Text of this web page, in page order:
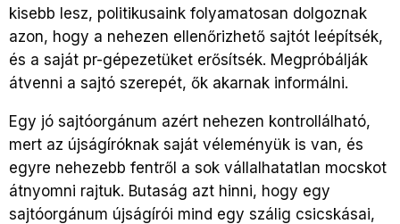
kisebb lesz, politikusaink folyamatosan dolgoznak
azon, hogy a nehezen ellenőrizhető sajtót leépítsék,
és a saját pr-gépezetüket erősítsék. Megpróbálják
átvenni a sajtó szerepét, ők akarnak informálni.
Egy jó sajtóorgánum azért nehezen kontrollálható,
mert az újságíróknak saját véleményük is van, és
egyre nehezebb fentről a sok vállalhatatlan mocskot
átnyomni rajtuk. Butaság azt hinni, hogy egy
sajtóorgánum újságírói mind egy szálig csicskásai,